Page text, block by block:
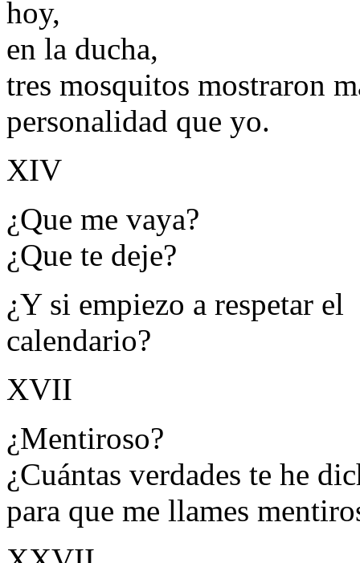
hoy,
en la ducha,
tres mosquitos mostraron
personalidad que yo.
XIV
¿Que me vaya?
¿Que te deje?
¿Y si empiezo a respetar el
calendario?
XVII
¿Mentiroso?
¿Cuántas verdades te he
para que me llames